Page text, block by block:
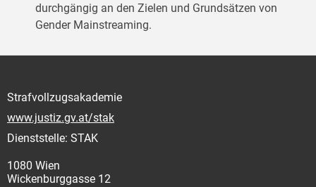
durchgängig an den Zielen und Grundsätzen von
Gender Mainstreaming.
Strafvollzugsakademie
www.justiz.gv.at/stak
Dienststelle: STAK
1080 Wien
Wickenburggasse 12